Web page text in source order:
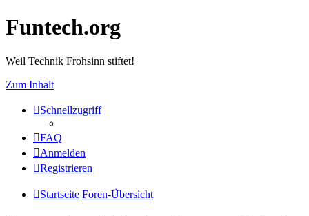
Funtech.org
Weil Technik Frohsinn stiftet!
Zum Inhalt
Schnellzugriff
FAQ
Anmelden
Registrieren
Startseite Foren-Übersicht